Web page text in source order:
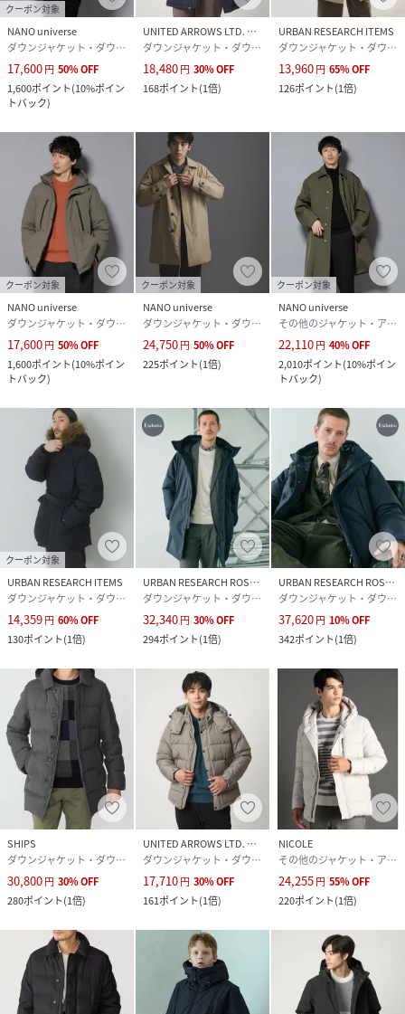
トダウン
■サイズ感
・スタンダードなサイズ感
創業450周年を超える歴史ある寝具メーカー西川株式会社と
nano・universeの毎シーズン大好評のコラボダウンウェ
ア。
■取扱方法
ネットを使用してください。単独洗いをして下さい。水分や
摩擦により色落ちや変色する事があります。洗濯は専門店に
てドライクリーニングをしてください。ボタン等附属類は保
護してクリーニングして下さい。こちらの商品には天然羽毛
を使用しております。線品の特性上、着用中の摩擦・もみ作
用等により、素材表面や縫い目から吹き出すことがありま
す。この点をご了承の上、お買い求めください。こちらの商
より、薄い色の衣服などに色移りする可能性がございます。
予めご了承いただき、ご使用の際にはご注意くださいますよ
うお願い致します。
※サンプルにて撮影、採寸を行う為、実際にお届けする商品
と仕様やサイズが異なる場合がございます。予約時は生産の
都合上、お届け予定時期が前後する場合もございますので、
予めご了承下さい。
※光の当たり具合や撮影環境により色味が異なる場合がござ
います。正しい色味はスタジオ画像の色味をご参照くださ
い。
性別タイプ
原産国 中国製
素材
(表地)ポリエステル82%,綿18%
(裏地)ポリエステル100%
(詰物)ダウン90%,フェザー10%
サイズ Ｓ、Ｍ、Ｌ
クリーニング 家庭での洗濯不可、ドライクリーニング
品番
QA0961_668
668-5214201-010-18 QA0961
クーポン対象
NANO universe
ダウンジャケット・ダウンベスト
17,600円 50%OFF
1,600ポイント(10%ポイン
トバック)
UNITED ARROWS LTD. OUTLET
ダウンジャケット・ダウンベスト
18,480円 30%OFF
168ポイント(1倍)
URBAN RESEARCH ITEMS
ダウンジャケット・ダウンベスト
13,960円 65%OFF
126ポイント(1倍)
クーポン対象
NANO universe
ダウンジャケット・ダウンベスト
17,600円 50%OFF
1,600ポイント(10%ポイン
トバック)
クーポン対象
NANO universe
ダウンジャケット・ダウンベスト
24,750円 50%OFF
225ポイント(1倍)
クーポン対象
NANO universe
その他のジャケット・アウター
22,110円 40%OFF
2,010ポイント(10%ポイン
トバック)
クーポン対象
URBAN RESEARCH ITEMS
ダウンジャケット・ダウンベスト
14,359円 60%OFF
130ポイント(1倍)
URBAN RESEARCH ROSSO
ダウンジャケット・ダウンベスト
32,340円 30%OFF
294ポイント(1倍)
URBAN RESEARCH ROSSO
ダウンジャケット・ダウンベスト
37,620円 10%OFF
342ポイント(1倍)
SHIPS
ダウンジャケット・ダウンベスト
30,800円 30%OFF
280ポイント(1倍)
UNITED ARROWS LTD. OUTLET
ダウンジャケット・ダウンベスト
17,710円 30%OFF
161ポイント(1倍)
NICOLE
その他のジャケット・アウター
24,255円 55%OFF
220ポイント(1倍)